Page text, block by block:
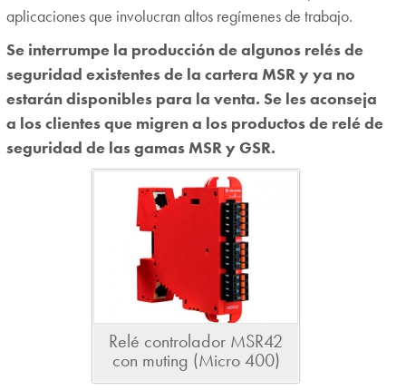
aplicaciones que involucran altos regímenes de trabajo.
Se interrumpe la producción de algunos relés de
seguridad existentes de la cartera MSR y ya no
estarán disponibles para la venta. Se les aconseja
a los clientes que migren a los productos de relé de
seguridad de las gamas MSR y GSR.
Relé controlador MSR42
con muting (Micro 400)